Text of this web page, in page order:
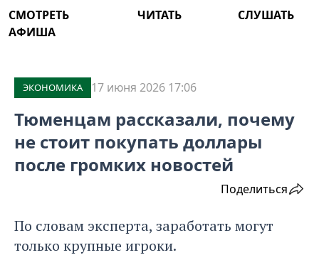
СМОТРЕТЬ ЧИТАТЬ
СЛУШАТЬ
АФИША
ЭКОНОМИКА 17 июня 2026 17:06
Тюменцам рассказали, почему
не стоит покупать доллары
после громких новостей
Поделиться
По словам эксперта, заработать могут
только крупные игроки.